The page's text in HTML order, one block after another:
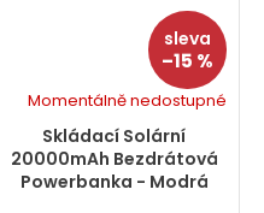
–15 %
Skládací Solární
20000mAh Bezdrátová
Powerbanka - Modrá
Momentálně nedostupné